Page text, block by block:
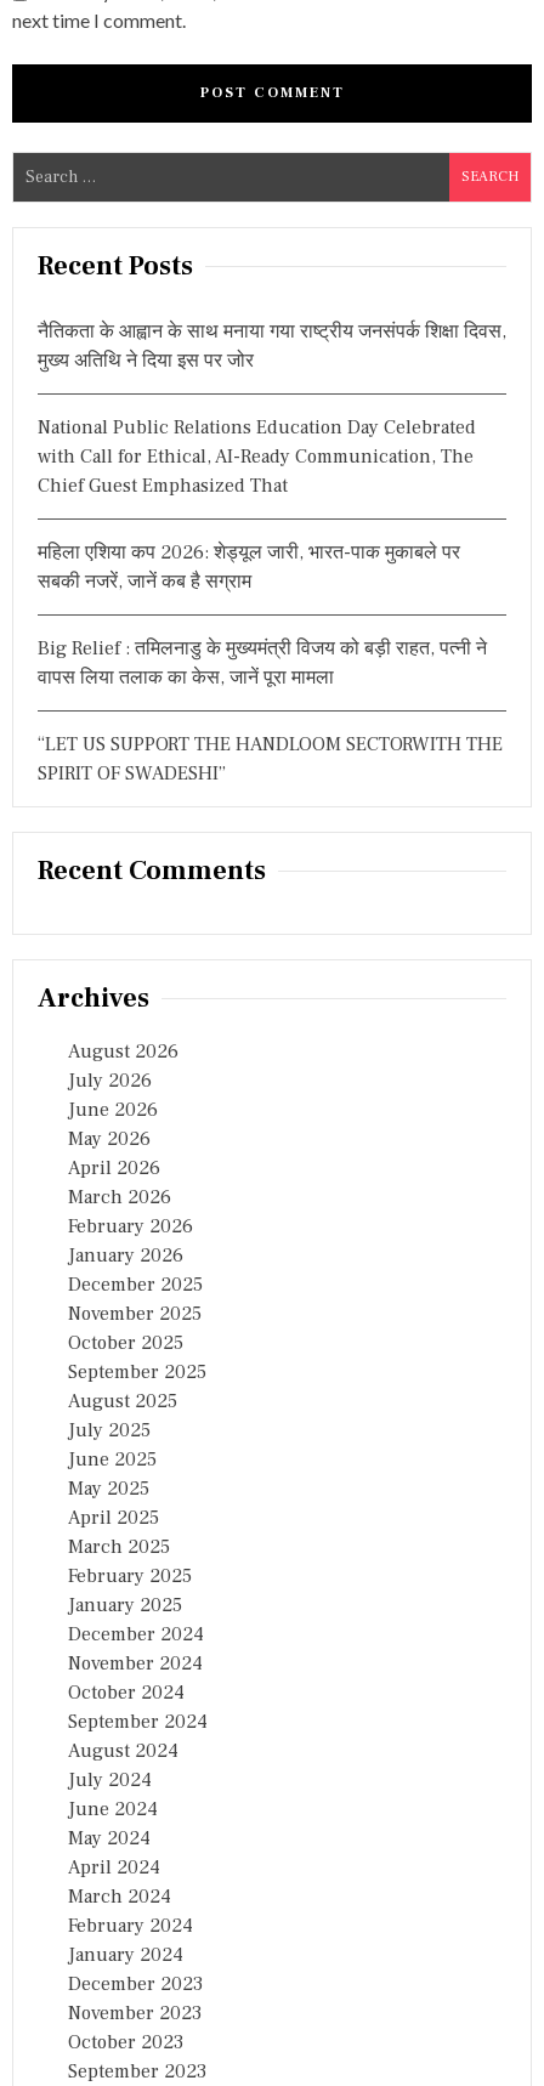
next time I comment.
a
Recent Posts
नैतिकता के आह्वान के साथ मनाया गया राष्ट्रीय जनसंपर्क शिक्षा दिवस,
मुख्य अतिथि ने दिया इस पर जोर
National Public Relations Education Day Celebrated
with Call for Ethical, AI-Ready Communication, The
Chief Guest Emphasized That
महिला एशिया कप 2026: शेड्यूल जारी, भारत-पाक मुकाबले पर
सबकी नजरें, जानें कब है सग्राम
Big Relief : तमिलनाडु के मुख्यमंत्री विजय को बड़ी राहत, पत्नी ने
वापस लिया तलाक का केस, जानें पूरा मामला
“LET US SUPPORT THE HANDLOOM SECTORWITH THE
SPIRIT OF SWADESHI”
Recent Comments
Archives
August 2026
July 2026
June 2026
May 2026
April 2026
March 2026
February 2026
January 2026
December 2025
November 2025
October 2025
September 2025
August 2025
July 2025
June 2025
May 2025
April 2025
March 2025
February 2025
January 2025
December 2024
November 2024
October 2024
September 2024
August 2024
July 2024
June 2024
May 2024
April 2024
March 2024
February 2024
January 2024
December 2023
November 2023
October 2023
September 2023